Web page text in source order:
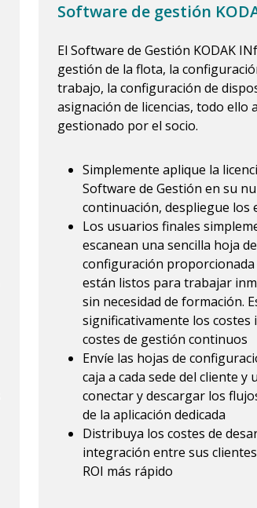
Software de gestión
El Software de Gestión KODAK
gestión de la flota, la
trabajo, la configuración de
asignación de licencias, todo ello
gestionado por el socio.
Simplemente aplique la
Software de Gestión en su
continuación, despliegue los
Los usuarios finales
escanean una sencilla hoja de
configuración proporcionada
están listos para trabajar
sin necesidad de formación.
significativamente los costes
costes de gestión continuos
Envíe las hojas de
caja a cada sede del cliente y
conectar y descargar los
de la aplicación dedicada
Distribuya los costes de
integración entre sus
ROI más rápido